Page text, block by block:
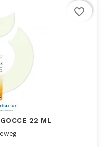
22 ML
favorite_border